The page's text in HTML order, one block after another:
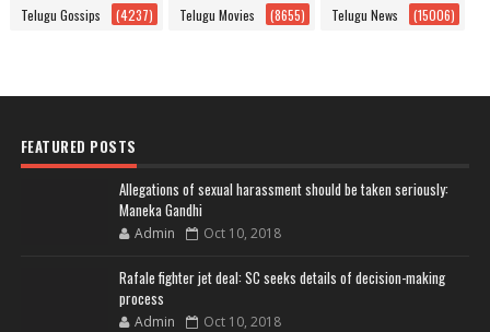
Telugu Gossips (4237) Telugu Movies (8655) Telugu News (15006)
FEATURED POSTS
Allegations of sexual harassment should be taken seriously:
Maneka Gandhi
Admin Oct 10, 2018
Rafale fighter jet deal: SC seeks details of decision-making
process
Admin Oct 10, 2018